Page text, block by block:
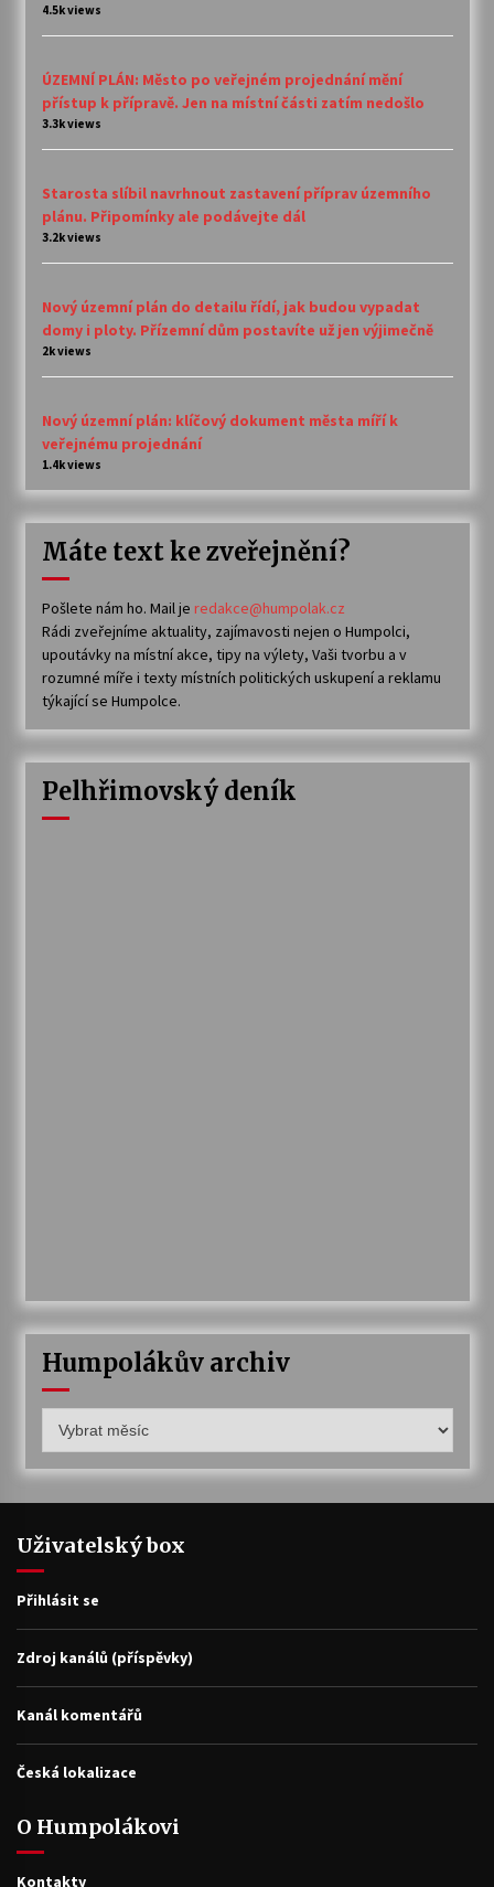
4.5k views
ÚZEMNÍ PLÁN: Město po veřejném projednání mění
přístup k přípravě. Jen na místní části zatím nedošlo
3.3k views
Starosta slíbil navrhnout zastavení příprav územního
plánu. Připomínky ale podávejte dál
3.2k views
Nový územní plán do detailu řídí, jak budou vypadat
domy i ploty. Přízemní dům postavíte už jen výjimečně
2k views
Nový územní plán: klíčový dokument města míří k
veřejnému projednání
1.4k views
Máte text ke zveřejnění?
Pošlete nám ho. Mail je redakce@humpolak.cz
Rádi zveřejníme aktuality, zajímavosti nejen o Humpolci,
upoutávky na místní akce, tipy na výlety, Vaši tvorbu a v
rozumné míře i texty místních politických uskupení a reklamu
týkající se Humpolce.
Pelhřimovský deník
Humpolákův archiv
archiv
Uživatelský box
Přihlásit se
Zdroj kanálů (příspěvky)
Kanál komentářů
Česká lokalizace
O Humpolákovi
Kontakty